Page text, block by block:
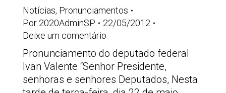
Notícias, Pronunciamentos
Por 2020AdminSP
22/05/2012
Deixe um comentário
Pronunciamento do deputado federal
Ivan Valente “Senhor Presidente,
senhoras e senhores Deputados, Nesta